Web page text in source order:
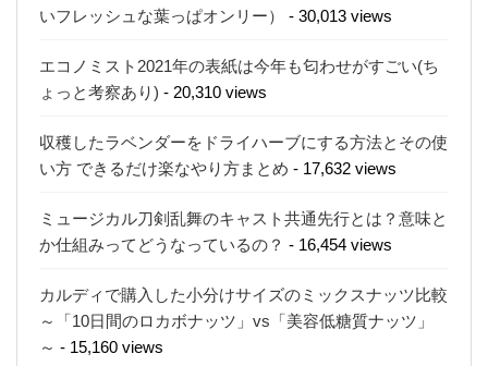
いフレッシュな葉っぱオンリー）
- 30,013 views
エコノミスト2021年の表紙は今年も匂わせがすごい(ち
ょっと考察あり) - 20,310 views
収穫したラベンダーをドライハーブにする方法とその使
い方 できるだけ楽なやり方まとめ - 17,632 views
ミュージカル刀剣乱舞のキャスト共通先行とは？意味と
か仕組みってどうなっているの？ - 16,454 views
カルディで購入した小分けサイズのミックスナッツ比較
～「10日間のロカボナッツ」vs「美容低糖質ナッツ」
～ - 15,160 views